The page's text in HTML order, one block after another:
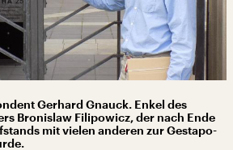
Gerhard Gnauck. Enkel des
Bronislaw Filipowicz, der nach Ende
mit vielen anderen zur Gestapo-